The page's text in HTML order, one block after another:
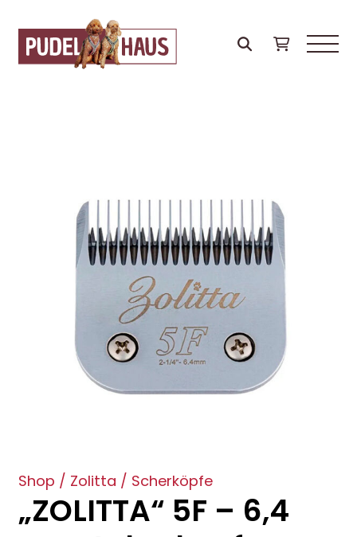
Shop / Zolitta / Scherköpfe
„ZOLITTA“ 5F – 6,4